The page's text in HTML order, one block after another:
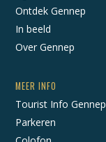
Ontdek Gennep
In beeld
Over Gennep
MEER INFO
Tourist Info Gennep
Parkeren